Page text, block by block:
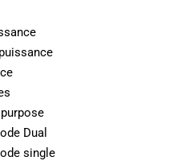
Dual
single